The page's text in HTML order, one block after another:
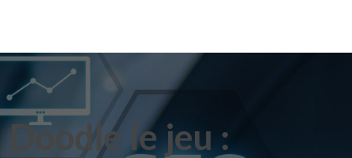
Doodle le jeu :